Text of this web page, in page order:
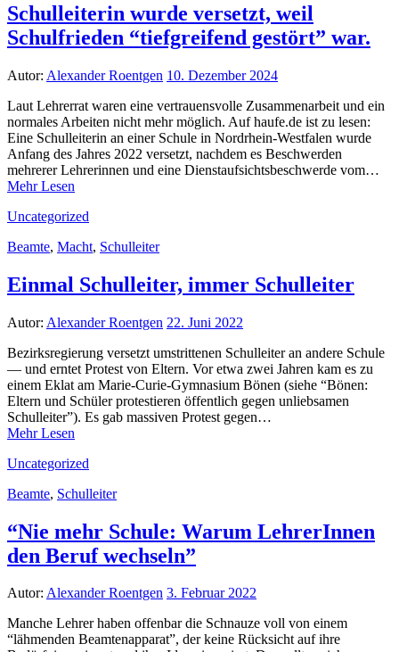
Schulleiterin wurde versetzt, weil
Schulfrieden “tiefgreifend gestört” war.
Autor: Alexander Roentgen 10. Dezember 2024
Laut Lehrerrat waren eine vertrauensvolle Zusammenarbeit und ein
normales Arbeiten nicht mehr möglich. Auf haufe.de ist zu lesen:
Eine Schulleiterin an einer Schule in Nordrhein-Westfalen wurde
Anfang des Jahres 2022 versetzt, nachdem es Beschwerden
mehrerer Lehrerinnen und eine Dienstaufsichtsbeschwerde vom…
Mehr Lesen
Uncategorized
Beamte, Macht, Schulleiter
Einmal Schulleiter, immer Schulleiter
Autor: Alexander Roentgen 22. Juni 2022
Bezirksregierung versetzt umstrittenen Schulleiter an andere Schule
— und erntet Protest von Eltern. Vor etwa zwei Jahren kam es zu
einem Eklat am Marie-Curie-Gymnasium Bönen (siehe “Bönen:
Eltern und Schüler protestieren öffentlich gegen unliebsamen
Schulleiter”). Es gab massiven Protest gegen…
Mehr Lesen
Uncategorized
Beamte, Schulleiter
“Nie mehr Schule: Warum LehrerInnen
den Beruf wechseln”
Autor: Alexander Roentgen 3. Februar 2022
Manche Lehrer haben offenbar die Schnauze voll von einem
“lähmenden Beamtenapparat”, der keine Rücksicht auf ihre